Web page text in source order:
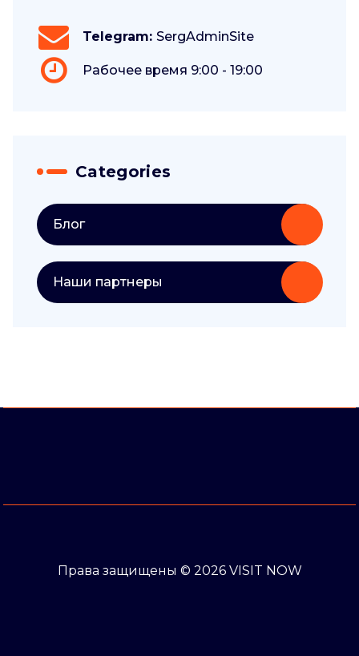
Telegram: SergAdminSite
Рабочее время 9:00 - 19:00
Categories
Блог
Наши партнеры
Права защищены © 2026 VISIT NOW